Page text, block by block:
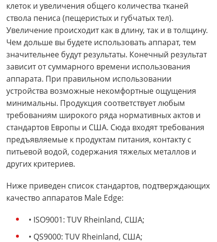
клеток и увеличения общего количества тканей
ствола пениса (пещеристых и губчатых тел).
Увеличение происходит как в длину, так и в толщину.
Чем дольше вы будете использовать аппарат, тем
значительнее будут результаты. Конечный результат
зависит от суммарного времени использования
аппарата. При правильном использовании
устройства возможные некомфортные ощущения
минимальны. Продукция соответствует любым
требованиям широкого ряда нормативных актов и
стандартов Европы и США. Сюда входят требования
предъявляемые к продуктам питания, контакту с
питьевой водой, содержания тяжелых металлов и
других критериев.
Ниже приведен список стандартов, подтверждающих
качество аппаратов Male Edge:
• ISO9001: TUV Rheinland, США;
• QS9000: TUV Rheinland, США;